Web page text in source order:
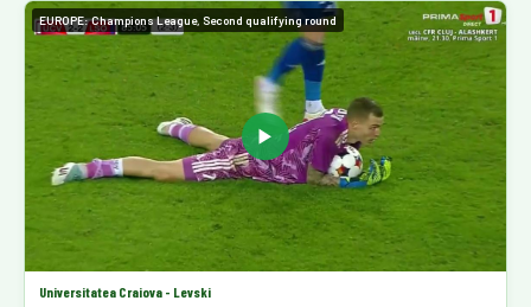
▶
EUROPE: Champions League, Second qualifying round
Universitatea Craiova - Levski